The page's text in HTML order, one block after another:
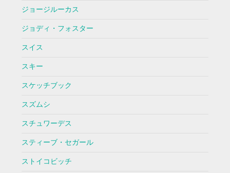
ジョージルーカス
ジョディ・フォスター
スイス
スキー
スケッチブック
スズムシ
スチュワーデス
スティーブ・セガール
ストイコビッチ